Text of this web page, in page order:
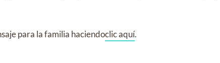
para la familia haciendoclic aquí.